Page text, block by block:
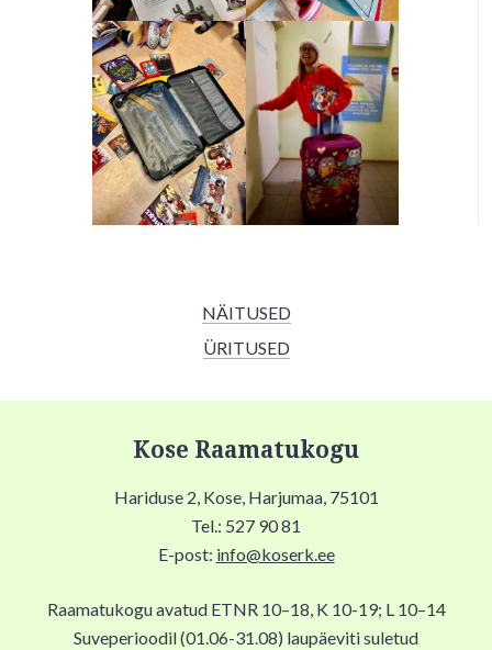
NÄITUSED
ÜRITUSED
Kose Raamatukogu
Hariduse 2, Kose, Harjumaa, 75101
Tel.: 527 90 81
E-post: info@koserk.ee
Raamatukogu avatud ETNR 10–18, K 10-19; L 10–14
Suveperioodil (01.06-31.08) laupäeviti suletud